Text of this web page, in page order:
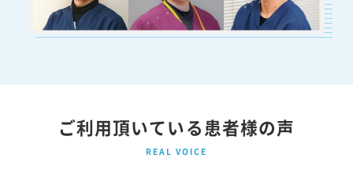
ご利用頂いている患者様の声
REAL VOICE